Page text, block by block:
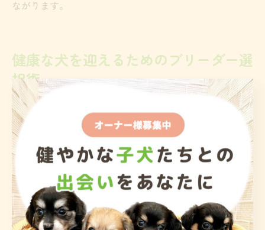
ながります。
健康な犬を迎えるためのブリーダー選
択術
ブリーダー選びで重要な健康管理と衛生面
ブリーダー選びにおいて最も重視すべきポイントは、犬
舎の健康管理と衛生面です。犬が健康に育つためには、
清潔でストレスの少ない環境が必要不可欠です。親犬・
子犬ともに定期的な健康診断やワクチン接種が徹底され
ているか、犬舎の見学時に確認しましょう。
特に、犬舎内のにおいや床の清掃状況、水や餌の管理方